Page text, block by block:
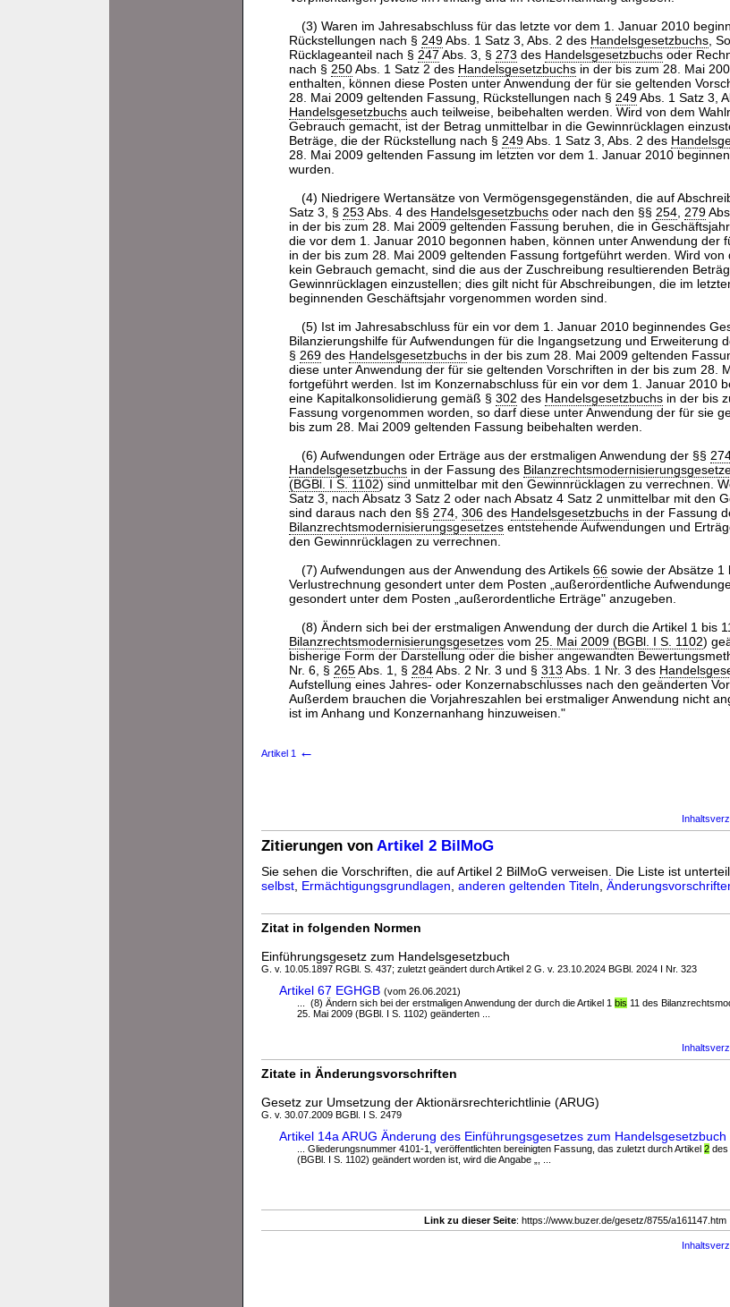
(3) Waren im Jahresabschluss für das letzte vor dem 1. Januar 2010
Rückstellungen nach § 249Abs. 1 Satz 3, Abs. 2 des Handelsgesetzbuchs,
Rücklageanteil nach § 247 Abs. 3, § 273 des Handelsgesetzbuchsoder
nach § 250Abs. 1 Satz 2 des Handelsgesetzbuchsin der bis zum 28. Mai
enthalten, können diese Posten unter Anwendung der für sie geltenden
28. Mai 2009 geltenden Fassung, Rückstellungen nach § 249Abs. 1 Satz 3,
Handelsgesetzbuchsauch teilweise, beibehalten werden. Wird von dem
Gebrauch gemacht, ist der Betrag unmittelbar in die Gewinnrücklagen
Beträge, die der Rückstellung nach § 249Abs. 1 Satz 3, Abs. 2 des
28. Mai 2009 geltenden Fassung im letzten vor dem 1. Januar 2010
wurden.
(4) Niedrigere Wertansätze von Vermögensgegenständen, die auf
Satz 3, § 253 Abs. 4 des Handelsgesetzbuchsoder nach den §§ 254, 279
in der bis zum 28. Mai 2009 geltenden Fassung beruhen, die in
die vor dem 1. Januar 2010 begonnen haben, können unter Anwendung der
in der bis zum 28. Mai 2009 geltenden Fassung fortgeführt werden. Wird von
kein Gebrauch gemacht, sind die aus der Zuschreibung resultierenden
Gewinnrücklagen einzustellen; dies gilt nicht für Abschreibungen, die im
beginnenden Geschäftsjahr vorgenommen worden sind.
(5) Ist im Jahresabschluss für ein vor dem 1. Januar 2010 beginnendes
Bilanzierungshilfe für Aufwendungen für die Ingangsetzung und Erweiterung
§ 269des Handelsgesetzbuchsin der bis zum 28. Mai 2009 geltenden
diese unter Anwendung der für sie geltenden Vorschriften in der bis zum 28.
fortgeführt werden. Ist im Konzernabschluss für ein vor dem 1. Januar 2010
eine Kapitalkonsolidierung gemäß § 302 des Handelsgesetzbuchsin der bis
Fassung vorgenommen worden, so darf diese unter Anwendung der für sie
bis zum 28. Mai 2009 geltenden Fassung beibehalten werden.
(6) Aufwendungen oder Erträge aus der erstmaligen Anwendung der §§
Handelsgesetzbuchsin der Fassung des
(BGBl. I S. 1102) sind unmittelbar mit den Gewinnrücklagen zu verrechnen.
Satz 3, nach Absatz 3 Satz 2 oder nach Absatz 4 Satz 2 unmittelbar mit den
sind daraus nach den §§ 274, 306des Handelsgesetzbuchsin der Fassung
Bilanzrechtsmodernisierungsgesetzesentstehende Aufwendungen und
den Gewinnrücklagen zu verrechnen.
(7) Aufwendungen aus der Anwendung des Artikels 66sowie der Absätze 1
Verlustrechnung gesondert unter dem Posten „außerordentliche
gesondert unter dem Posten „außerordentliche Erträge" anzugeben.
(8) Ändern sich bei der erstmaligen Anwendung der durch die Artikel 1 bis
Bilanzrechtsmodernisierungsgesetzesvom 25. Mai 2009 (BGBl. I S. 1102)
bisherige Form der Darstellung oder die bisher angewandten
Nr. 6, § 265Abs. 1, § 284Abs. 2 Nr. 3 und § 313 Abs. 1 Nr. 3 des
Aufstellung eines Jahres- oder Konzernabschlusses nach den geänderten
Außerdem brauchen die Vorjahreszahlen bei erstmaliger Anwendung nicht
ist im Anhang und Konzernanhang hinzuweisen."
Artikel 1 ←
Zitierungen von Artikel 2 BilMoG
Sie sehen die Vorschriften, die auf Artikel 2 BilMoG verweisen. Die Liste ist
selbst Ermächtigungsgrundlagen anderen geltenden Titeln
Zitat in folgenden Normen
Einführungsgesetz zum Handelsgesetzbuch
G. v. 10.05.1897 RGBl. S. 437; zuletzt geändert durch Artikel 2 G. v. 23.10.2024 BGBl. 2024 I Nr. 323
Artikel 67 EGHGB (vom 26.06.2021)
... (8) Ändern sich bei der erstmaligen Anwendung der durch die Artikel 1 bis 11 des
25. Mai 2009 (BGBl. I S. 1102) geänderten ...
Zitate in Änderungsvorschriften
Gesetz zur Umsetzung der Aktionärsrechterichtlinie (ARUG)
G. v. 30.07.2009 BGBl. I S. 2479
Artikel 14a ARUG Änderung des Einführungsgesetzes zum Handelsgesetzbuch
... Gliederungsnummer 4101-1, veröffentlichten bereinigten Fassung, das zuletzt durch Artikel 2 des
(BGBl. I S. 1102) geändert worden ist, wird die Angabe „, ...
Link zu dieser Seite: https://www.buzer.de/gesetz/8755/a161147.htm